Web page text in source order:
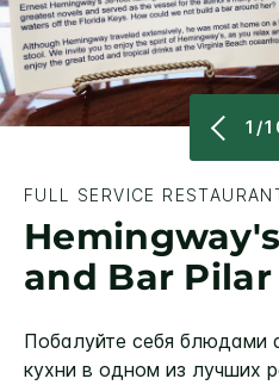
1/
FULL SERVICE
and Bar Pilar
Побалуйте себя блюдами
кухни в одном из лучших